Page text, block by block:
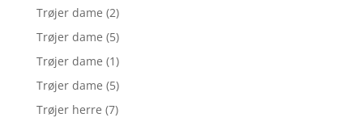
Trøjer dame (2)
Trøjer dame (5)
Trøjer dame (1)
Trøjer dame (5)
Trøjer herre (7)